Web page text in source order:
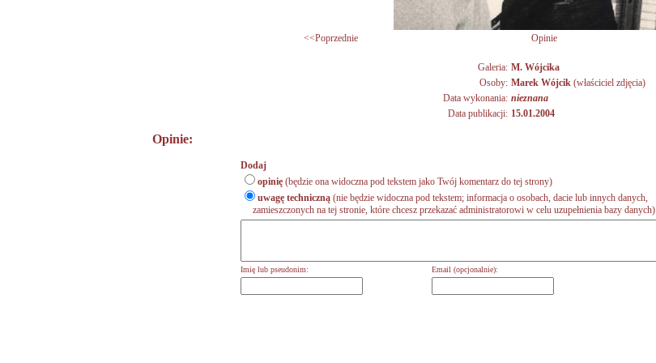
<<Poprzednie Opinie
Galeria: M. Wójcika
Osoby: Marek Wójcik (właściciel zdjęcia)
Data wykonania: nieznana
Data publikacji: 15.01.2004
Opinie:
Dodaj
opinię (będzie ona widoczna pod tekstem jako Twój komentarz do tej strony)
uwagę techniczną (nie będzie widoczna pod tekstem; informacja o osobach, dacie lub innych danych,
zamieszczonych na tej stronie, które chcesz przekazać administratorowi w celu uzupełnienia bazy danych)
Imię lub pseudonim: Email (opcjonalnie):